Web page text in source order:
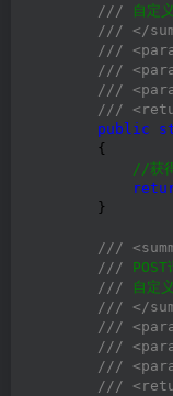
/// 自定
///
</
///
///
///
///
public
        {
//获
        }
///
/// POST
/// 自定
///
</
///
///
///
///